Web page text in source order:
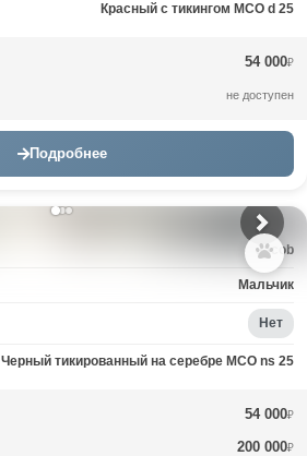
Красный с тикингом MCO d 25
54 000₽
не доступен
Подробнее
Jacob
Мальчик
Нет
Черный тикированный на серебре MCO ns 25
54 000₽
200 000₽